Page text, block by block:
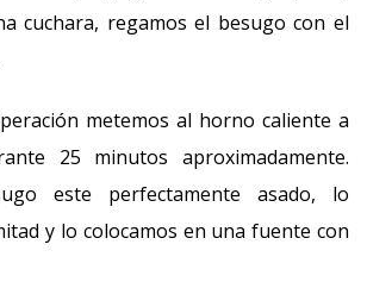
cuchara, regamos el besugo con el
metemos al horno caliente a
25 minutos aproximadamente.
este perfectamente asado, lo
y lo colocamos en una fuente con